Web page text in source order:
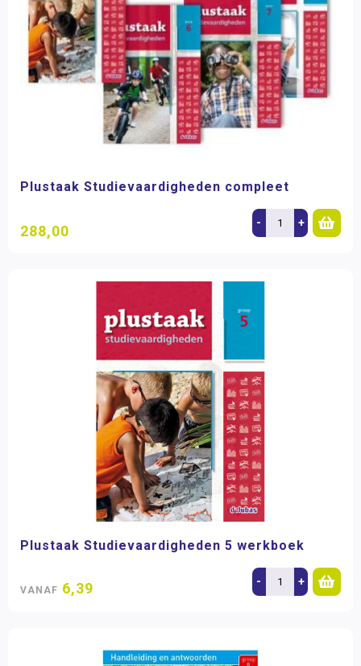
Plustaak Studievaardigheden compleet
288,00 - +
Plustaak Studievaardigheden 5 werkboek
VANAF 6,39 - +